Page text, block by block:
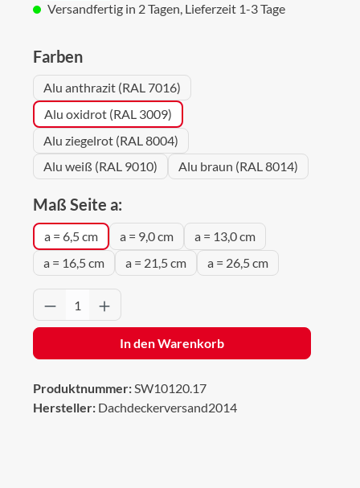
Versandfertig in 2 Tagen, Lieferzeit 1-3 Tage
Farbenauswählen
Alu anthrazit (RAL 7016)
Alu oxidrot (RAL 3009)
Alu ziegelrot (RAL 8004)
Alu weiß (RAL 9010)
Alu braun (RAL 8014)
Maß Seite a:
a = 6,5 cm a = 9,0 cm
a = 13,0 cm
a = 16,5 cm
a = 21,5 cm a = 26,5 cm
Produkt Anzahl: Gib den gewünschten
In den Warenkorb
Produktnummer:SW10120.17
Hersteller: Dachdeckerversand2014